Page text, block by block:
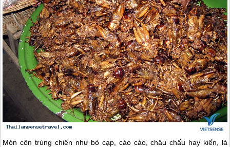
Món côn trùng chiên như bò cạp, cào cào, châu chấu hay kiến, là